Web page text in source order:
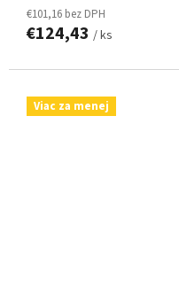
€101,16 bez DPH
€124,43 / ks
Viac za menej